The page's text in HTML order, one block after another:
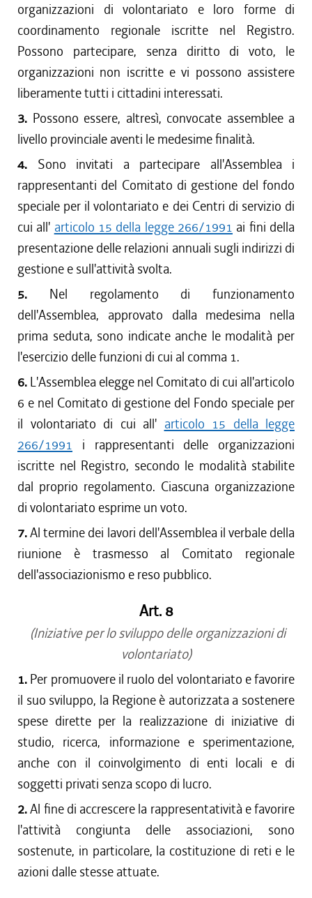
organizzazioni di volontariato e loro forme di
coordinamento regionale iscritte nel Registro.
Possono partecipare, senza diritto di voto, le
organizzazioni non iscritte e vi possono assistere
liberamente tutti i cittadini interessati.
3. Possono essere, altresì, convocate assemblee a
livello provinciale aventi le medesime finalità.
4. Sono invitati a partecipare all'Assemblea i
rappresentanti del Comitato di gestione del fondo
speciale per il volontariato e dei Centri di servizio di
cui all' articolo 15 della legge 266/1991 ai fini della
presentazione delle relazioni annuali sugli indirizzi di
gestione e sull'attività svolta.
5. Nel regolamento di funzionamento
dell'Assemblea, approvato dalla medesima nella
prima seduta, sono indicate anche le modalità per
l'esercizio delle funzioni di cui al comma 1.
6. L'Assemblea elegge nel Comitato di cui all'articolo
6 e nel Comitato di gestione del Fondo speciale per
il volontariato di cui all' articolo 15 della legge
266/1991 i rappresentanti delle organizzazioni
iscritte nel Registro, secondo le modalità stabilite
dal proprio regolamento. Ciascuna organizzazione
di volontariato esprime un voto.
7.Al termine dei lavori dell'Assemblea il verbale della
riunione è trasmesso al Comitato regionale
dell'associazionismo e reso pubblico.
Art. 8
(Iniziative per lo sviluppo delle organizzazioni di
volontariato)
1. Per promuovere il ruolo del volontariato e favorire
il suo sviluppo, la Regione è autorizzata a sostenere
spese dirette per la realizzazione di iniziative di
studio, ricerca, informazione e sperimentazione,
anche con il coinvolgimento di enti locali e di
soggetti privati senza scopo di lucro.
2.Al fine di accrescere la rappresentatività e favorire
l'attività congiunta delle associazioni, sono
sostenute, in particolare, la costituzione di reti e le
azioni dalle stesse attuate.